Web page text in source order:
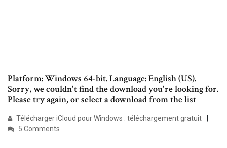
Platform: Windows 64-bit. Language: English (US).
Sorry, we couldn't find the download you're looking for.
Please try again, or select a download from the list
Télécharger iCloud pour Windows : téléchargement gratuit
5 Comments